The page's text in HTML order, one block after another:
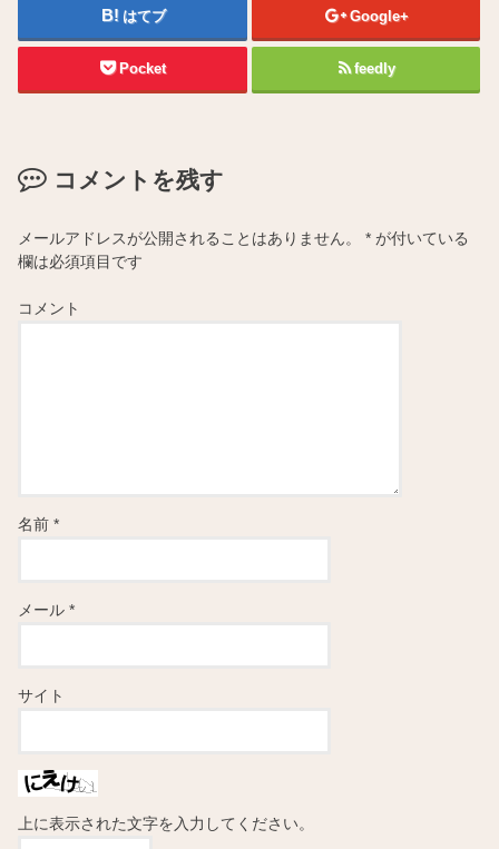
はてブ Google+
Pocket feedly
コメントを残す
メールアドレスが公開されることはありません。 * が付いている
欄は必須項目です
コメント
名前*
メール*
サイト
上に表示された文字を入力してください。